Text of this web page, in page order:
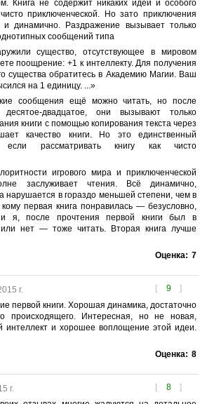
Книга не содержит никаких идей и особого
приключенческой. Но зато приключения
и динамично. Раздражение вызывает только
сообщений типа
существо, отсутствующее в мировом
поощрение: +1 к интеллекту. Для получения
существа обратитесь в Академию Магии. Ваш
на 1 единицу. ...»
сообщения ещё можно читать, но после
двадцатое, они вызывают только
книги с помощью копирования текста через
качество книги. Но это единственный
если рассматривать книгу как чисто
игрового мира и приключенческой
заслуживает чтения. Всё динамично,
нарушается в гораздо меньшей степени, чем в
первая книга понравилась — безусловно,
я, после прочтения первой книги был в
или нет — тоже читать. Вторая книга лучше
Оценка: 7
[ 9 ]
г.
первой книги. Хорошая динамика, достаточно
происходящего. Интересная, но не новая,
интеллект и хорошее воплощение этой идеи.
Оценка: 8
[ 8 ]
г.